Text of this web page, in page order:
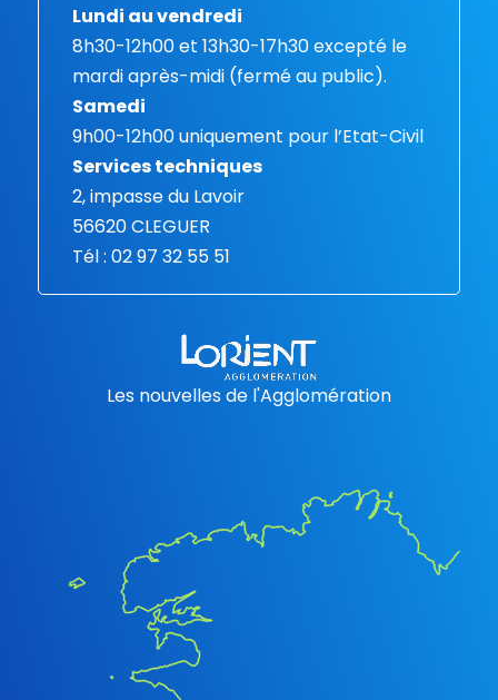
Lundi au vendredi
8h30-12h00 et 13h30-17h30 excepté le
mardi après-midi (fermé au public).
Samedi
9h00-12h00 uniquement pour l’Etat-Civil
Services techniques
2, impasse du Lavoir
56620 CLEGUER
Tél : 02 97 32 55 51
Les nouvelles de l'Agglomération